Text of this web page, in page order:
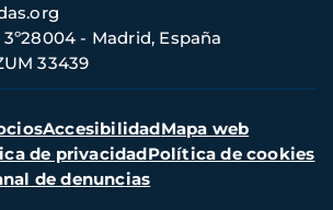
- Madrid, España
33439
AccesibilidadMapa web
de privacidadPolítica de cookies
de denuncias